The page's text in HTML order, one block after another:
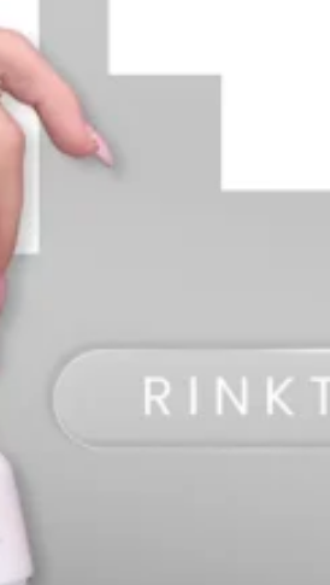
info@diamondline.lt
Prisijungti
Rewards“